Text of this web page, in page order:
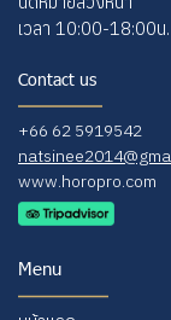
เวลา 10:00-18:00น.
Contact us
+66 62 5919542
www.horopro.com
Menu